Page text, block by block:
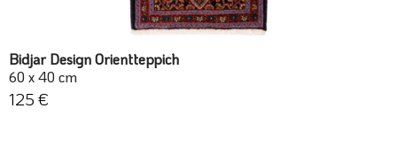
Bidjar Design Orientteppich
60 x 40 cm
125 €